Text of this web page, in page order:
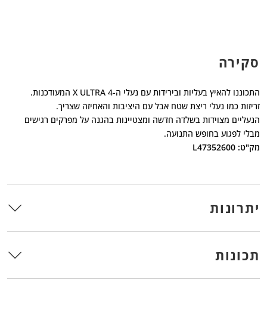
סקירה
התכוננו להאיץ בעליות ובירידות עם נעלי ה-X ULTRA 4 המעודכנות.
זריזות כמו נעלי ריצת שטח אבל עם היציבות והאחיזה שצריך.
הנעליים מצוידות בשלדה חדשה ומצטיינות בהגנה על מפרקים רגישים
מבלי לפגוע בחופש התנועה.
מק"ט: L47352600
יתרונות
תכונות